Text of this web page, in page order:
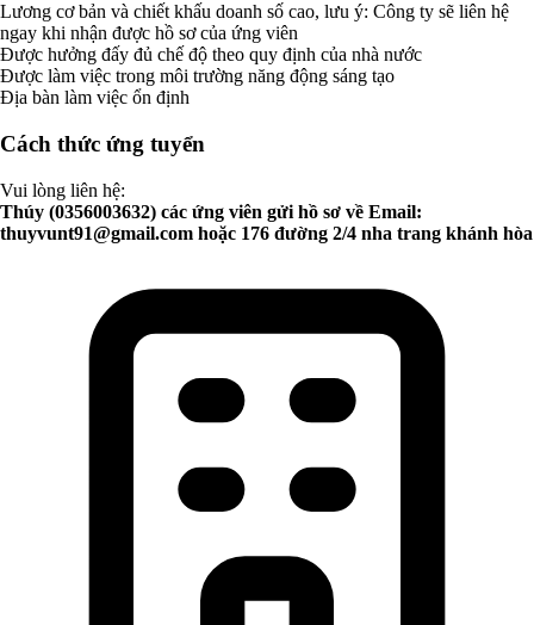
Lương cơ bản và chiết khấu doanh số cao, lưu ý: Công ty sẽ liên hệ
ngay khi nhận được hồ sơ của ứng viên
Được hưởng đấy đủ chế độ theo quy định của nhà nước
Được làm việc trong môi trường năng động sáng tạo
Địa bàn làm việc ổn định
Cách thức ứng tuyển
Vui lòng liên hệ:
Thúy (0356003632) các ứng viên gửi hồ sơ về Email:
thuyvunt91@gmail.com hoặc 176 đường 2/4 nha trang khánh hòa